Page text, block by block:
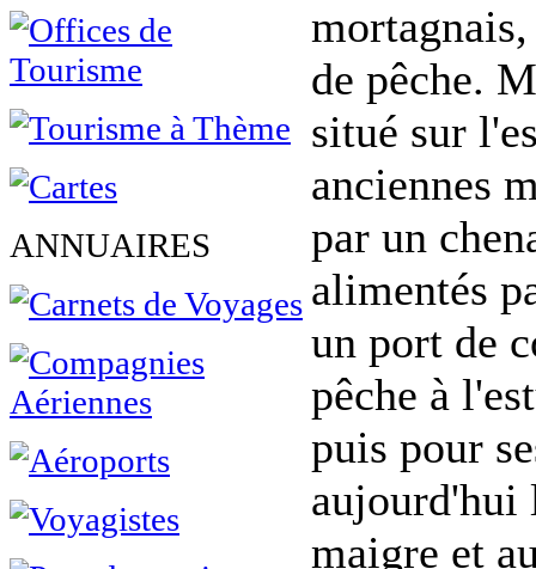
ANNUAIRES
de pêche.
situé sur
anciennes
par un
alimentés
un port de
pêche à
puis pour
aujourd'hui
maigre et